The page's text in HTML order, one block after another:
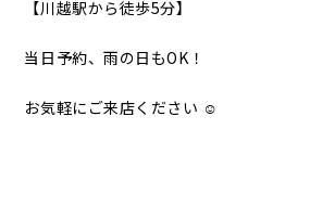
【川越駅から徒歩5分】
当日予約、雨の日もOK！
お気軽にご来店ください ☺︎